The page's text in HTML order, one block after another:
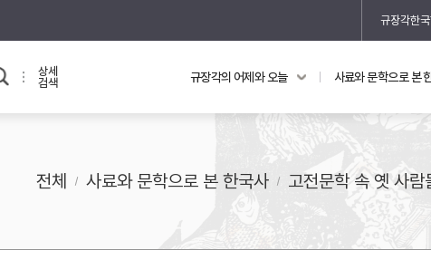
규장각한
교과 연동 자료 의궤와 지리지
지리지 이야기
상세
검색
규장각의 어제와 오늘 사료와 문학으로 본
전체 사료와 문학으로 본 한국사 고전문학 속 옛 사람